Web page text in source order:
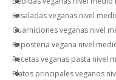
Ensaladas veganas nivel
Guarniciones veganas nivel
Reposteria vegana nivel
Recetas veganas pasta nivel
Platos principales veganos